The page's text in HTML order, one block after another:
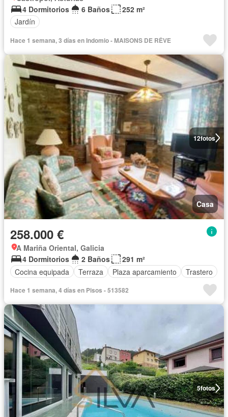
4 Dormitorios
6 Baños
252 m²
Jardín
Hace 1 semana, 3 días en Indomio - MAISONS DE RÊVE
12fotos
Casa
258.000 €
A Mariña Oriental, Galicia
4 Dormitorios
2 Baños
291 m²
Cocina equipada
Terraza Plaza aparcamiento Trastero
Hace 1 semana, 4 días en Pisos - 513582
5fotos